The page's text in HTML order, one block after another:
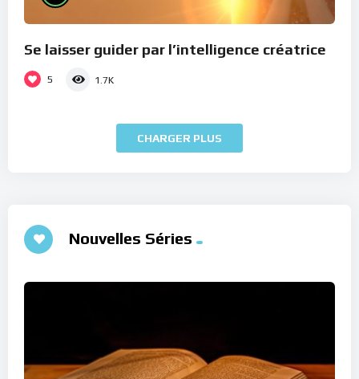
Se laisser guider par l’intelligence créatrice
5 1.7K
CHARGER PLUS
Nouvelles Séries